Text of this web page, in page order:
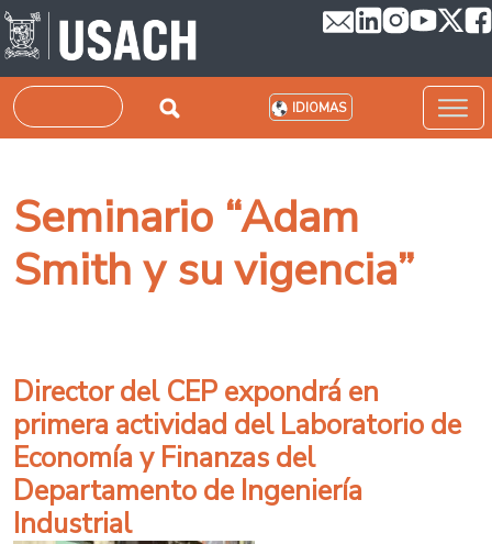
Pasar al contenido principal
Buscar IDIOMAS
Seminario “Adam
Smith y su vigencia”
Director del CEP expondrá en
primera actividad del Laboratorio de
Economía y Finanzas del
Departamento de Ingeniería
Industrial